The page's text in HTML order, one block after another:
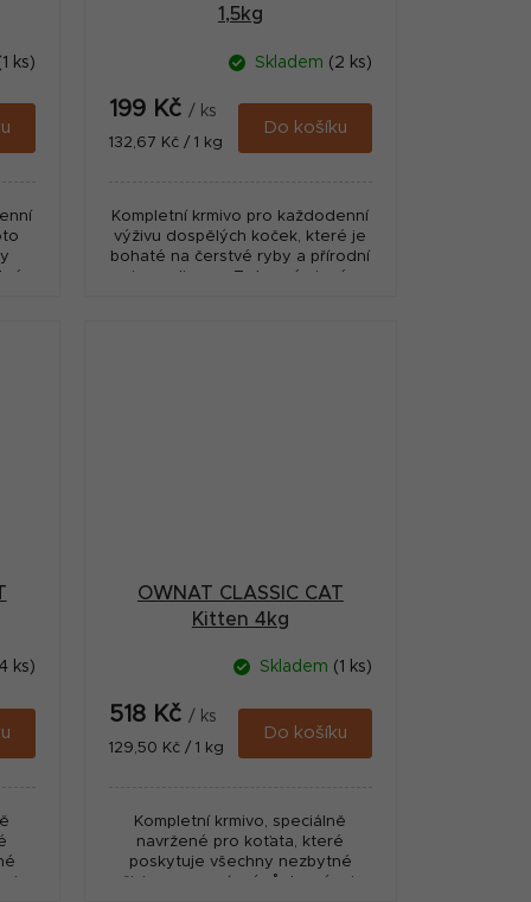
ks)
1,5kg
Skladem (2 ks)
199 Kč / ks
Měrná
132,67 Kč / 1 kg
Do košíku
Kompletní krmivo pro každodenní
výživu dospělých koček, které je
bohaté na čerstvé ryby a přírodní
ks)
OWNAT CLASSIC CAT
Kitten 4kg
Skladem (1 ks)
518 Kč / ks
Měrná
129,50 Kč / 1 kg
Do košíku
Kompletní krmivo, speciálně
navržené pro koťata, které
poskytuje všechny nezbytné
živiny pro správný růst a vývoj.